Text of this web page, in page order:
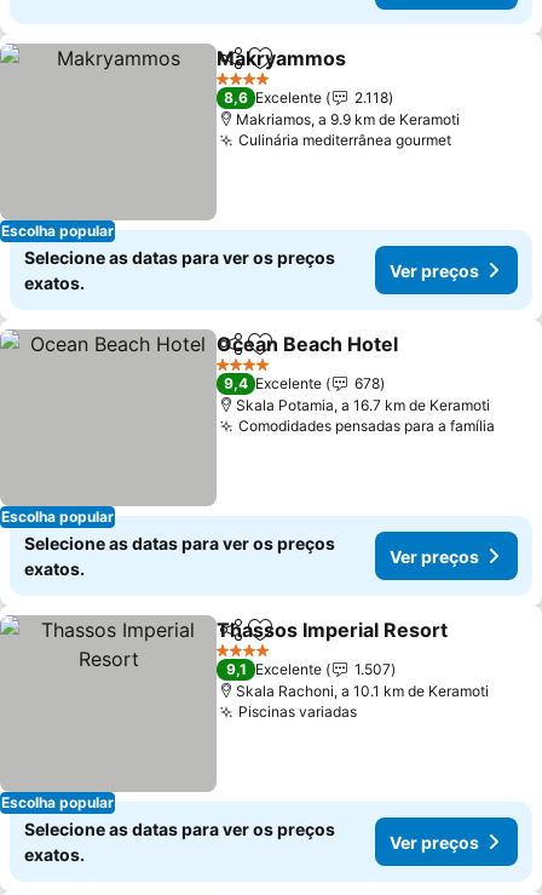
Escolha popular
PartilharAdicionar aos favoritos
Makryammos
4 Estrelas
8,6 Excelente
2.118
Makriamos, a 9.9 km de Keramoti
Culinária mediterrânea gourmet
Selecione as datas para ver os preços
exatos.
Ver preços
Escolha popular
PartilharAdicionar aos favoritos
Ocean Beach Hotel
4 Estrelas
9,4 Excelente
678
Skala Potamia, a 16.7 km de Keramoti
Comodidades pensadas para a família
Selecione as datas para ver os preços
exatos.
Ver preços
Escolha popular
PartilharAdicionar aos favoritos
Thassos Imperial Resort
4 Estrelas
9,1 Excelente
1.507
Skala Rachoni, a 10.1 km de Keramoti
Piscinas variadas
Selecione as datas para ver os preços
exatos.
Ver preços